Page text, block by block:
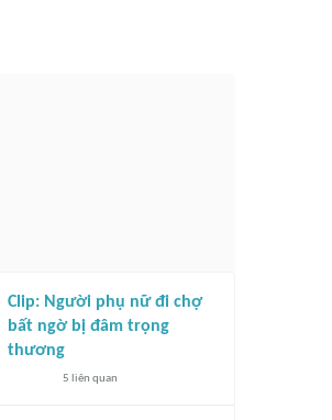
Clip: Người phụ nữ đi chợ
bất ngờ bị đâm trọng
thương
5 liên quan